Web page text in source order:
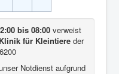
bis 08:00 verweist
Klinik für Kleintiere der
Notdienst aufgrund